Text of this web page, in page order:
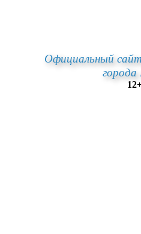
Официальный